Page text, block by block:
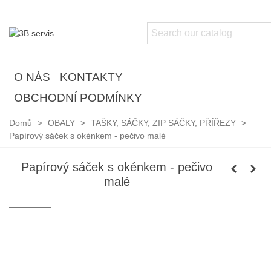
O NÁS
KONTAKTY
OBCHODNÍ PODMÍNKY
Domů > OBALY > TAŠKY, SÁČKY, ZIP SÁČKY, PŘÍŘEZY >
Papírový sáček s okénkem - pečivo malé
Papírový sáček s okénkem - pečivo
malé